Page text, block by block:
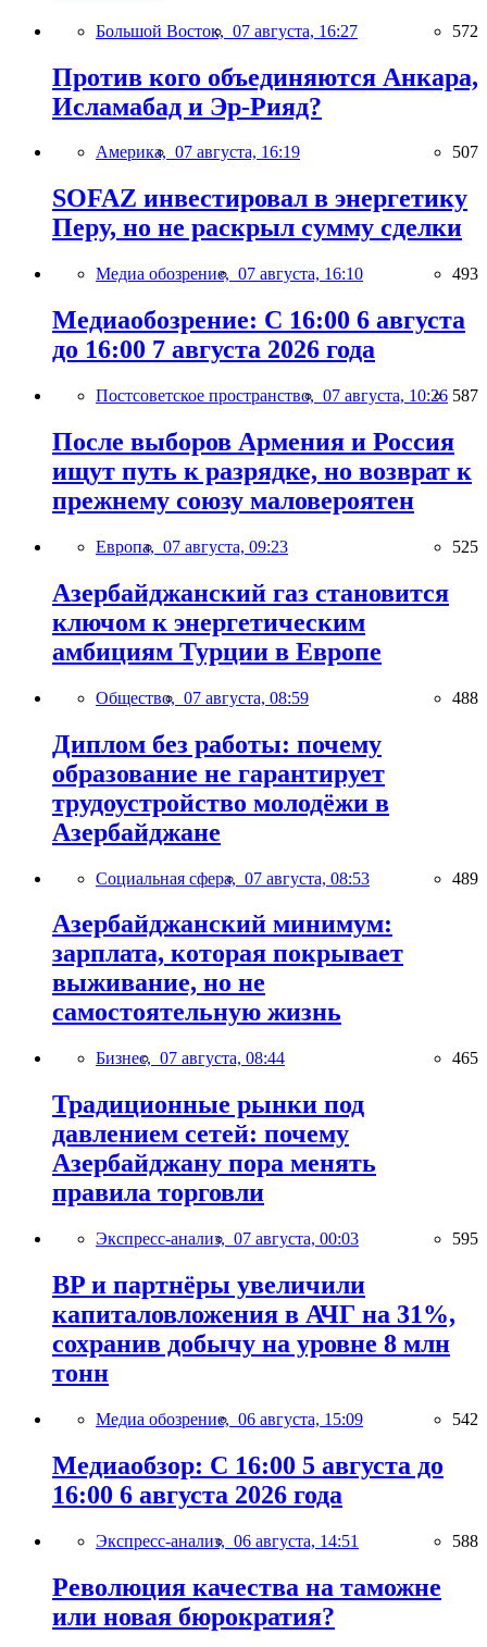
Большой Восток, 07 августа, 16:27 572
Против кого объединяются Анкара,
Исламабад и Эр-Рияд?
Америка, 07 августа, 16:19 507
SOFAZ инвестировал в энергетику
Перу, но не раскрыл сумму сделки
Медиа обозрение, 07 августа, 16:10 493
Медиаобозрение: С 16:00 6 августа
до 16:00 7 августа 2026 года
Постсоветское пространство, 07 августа, 10:26 587
После выборов Армения и Россия
ищут путь к разрядке, но возврат к
прежнему союзу маловероятен
Европа, 07 августа, 09:23 525
Азербайджанский газ становится
ключом к энергетическим
амбициям Турции в Европе
Общество, 07 августа, 08:59 488
Диплом без работы: почему
образование не гарантирует
трудоустройство молодёжи в
Азербайджане
Социальная сфера, 07 августа, 08:53 489
Азербайджанский минимум:
зарплата, которая покрывает
выживание, но не
самостоятельную жизнь
Бизнес, 07 августа, 08:44 465
Традиционные рынки под
давлением сетей: почему
Азербайджану пора менять
правила торговли
Экспресс-анализ, 07 августа, 00:03 595
BP и партнёры увеличили
капиталовложения в АЧГ на 31%,
сохранив добычу на уровне 8 млн
тонн
Медиа обозрение, 06 августа, 15:09 542
Медиаобзор: С 16:00 5 августа до
16:00 6 августа 2026 года
Экспресс-анализ, 06 августа, 14:51 588
Революция качества на таможне
или новая бюрократия?